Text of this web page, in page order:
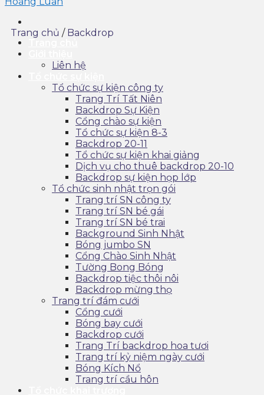
Liên hệ
Tổ chức sự kiện công ty
Trang Trí Tất Niên
Backdrop Sự Kiện
Cổng chào sự kiện
Tổ chức sự kiện 8-3
Backdrop 20-11
Tổ chức sự kiện khai giảng
Dịch vụ cho thuê backdrop 20-10
Backdrop sự kiện họp lớp
Tổ chức sinh nhật trọn gói
Trang trí SN công ty
Trang trí SN bé gái
Trang trí SN bé trai
Background Sinh Nhật
Bóng jumbo SN
Cổng Chào Sinh Nhật
Tường Bong Bóng
Backdrop tiệc thôi nôi
Backdrop mừng thọ
Trang trí đám cưới
Cổng cưới
Bóng bay cưới
Backdrop cưới
Trang Trí backdrop hoa tươi
Trang trí kỷ niệm ngày cưới
Bóng Kích Nổ
Trang trí cầu hôn
Trang chủ / Backdrop